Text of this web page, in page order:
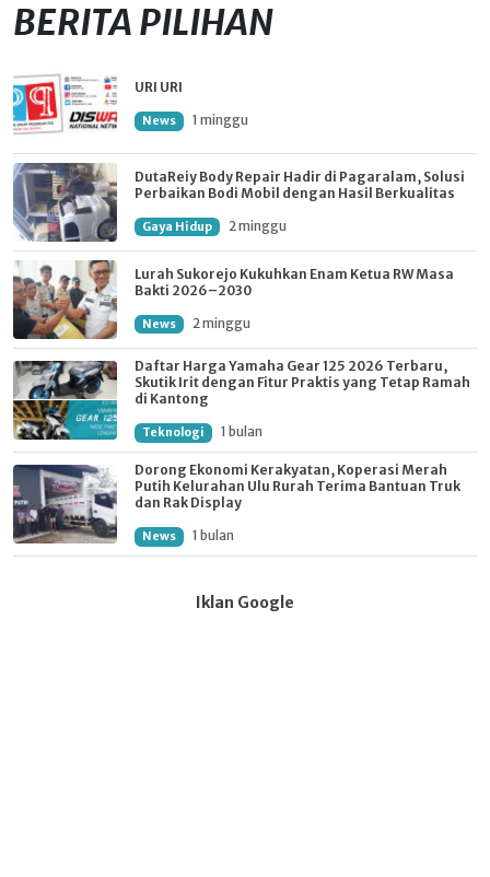
BERITA PILIHAN
URI URI
News 1 minggu
DutaReiy Body Repair Hadir di Pagaralam, Solusi
Perbaikan Bodi Mobil dengan Hasil Berkualitas
Gaya Hidup 2 minggu
Lurah Sukorejo Kukuhkan Enam Ketua RW Masa
Bakti 2026–2030
News 2 minggu
Daftar Harga Yamaha Gear 125 2026 Terbaru,
Skutik Irit dengan Fitur Praktis yang Tetap Ramah
di Kantong
Teknologi 1 bulan
Dorong Ekonomi Kerakyatan, Koperasi Merah
Putih Kelurahan Ulu Rurah Terima Bantuan Truk
dan Rak Display
News 1 bulan
Iklan Google